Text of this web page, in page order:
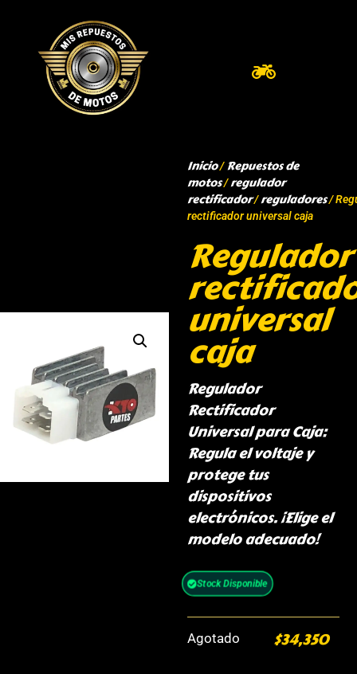
Inicio/Repuestos de
motos/regulador
rectificador/reguladores/
rectificador universal caja
Regulador
universal
caja
Regulador
Rectificador
Universal para Caja:
Regula el voltaje y
protege tus
dispositivos
electrónicos. ¡Elige el
modelo adecuado!
Stock Disponible
$34,350
Agotado